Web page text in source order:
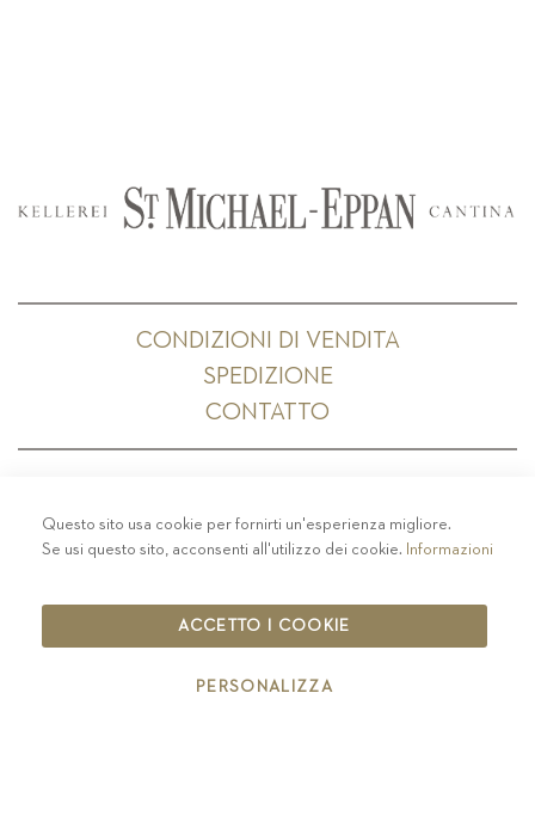
CONDIZIONI DI VENDITA
SPEDIZIONE
CONTATTO
PRIVACY-COLOPHON - COOKIE POLICY
CODICE ETICO
IT00126670215
Questo sito usa cookie per fornirti un'esperienza migliore.
Se usi questo sito, acconsenti all'utilizzo dei cookie. Informazioni
ACCETTO I COOKIE
PERSONALIZZA